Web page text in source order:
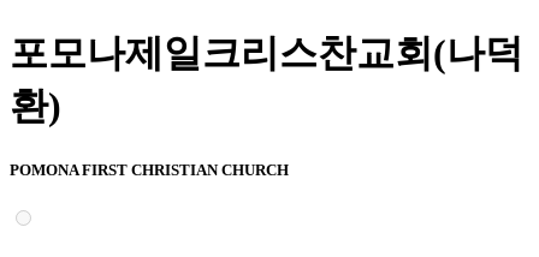
포모나제일크리스찬교회(나덕
환)
POMONA FIRST CHRISTIAN CHURCH